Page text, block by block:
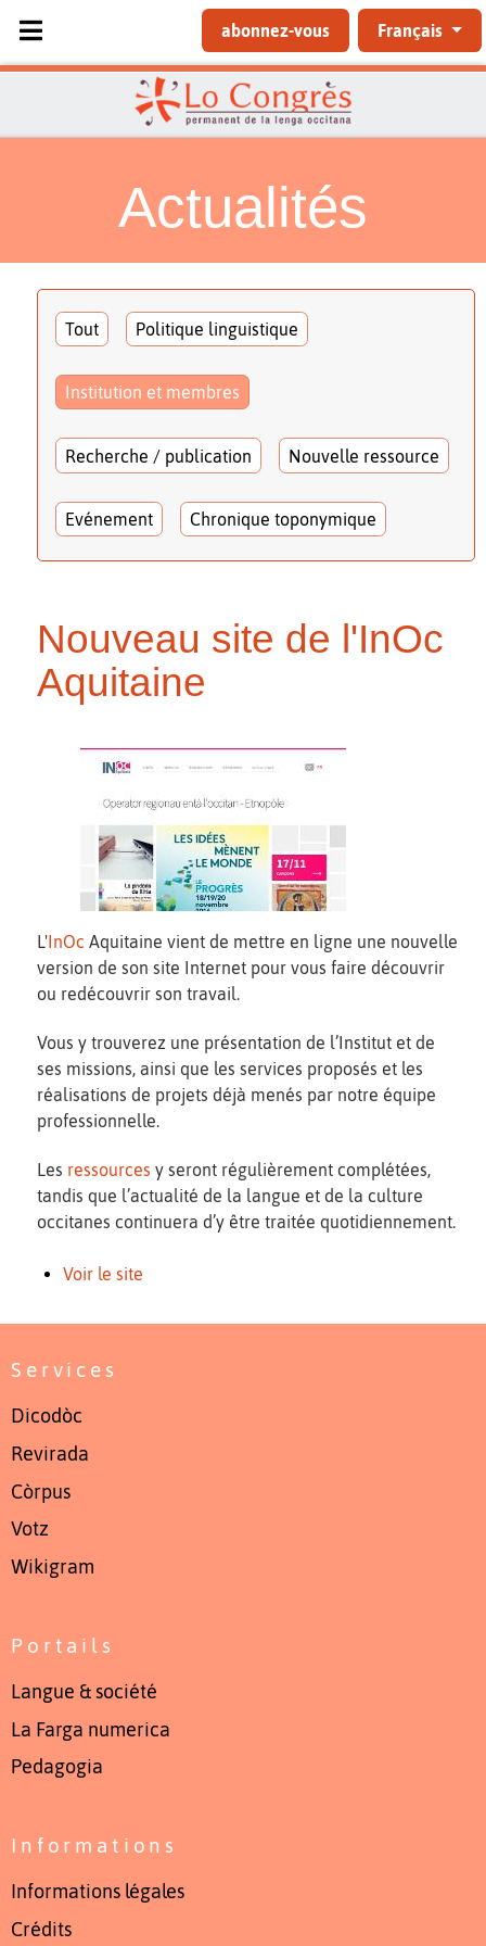
Sélectionnez votre langue
abonnez-vous Français
Actualités
Tout Politique linguistique
Institution et membres
Recherche / publication Nouvelle ressource
Evénement Chronique toponymique
Nouveau site de l'InOc
Aquitaine
L'InOc Aquitaine vient de mettre en ligne une nouvelle
version de son site Internet pour vous faire découvrir
ou redécouvrir son travail.
Vous y trouverez une présentation de l’Institut et de
ses missions, ainsi que les services proposés et les
réalisations de projets déjà menés par notre équipe
professionnelle.
Les ressources y seront régulièrement complétées,
tandis que l’actualité de la langue et de la culture
occitanes continuera d’y être traitée quotidiennement.
Voir le site
Services
Dicodòc
Revirada
Còrpus
Votz
Wikigram
Portails
Langue & société
La Farga numerica
Pedagogia
Informations
Informations légales
Crédits